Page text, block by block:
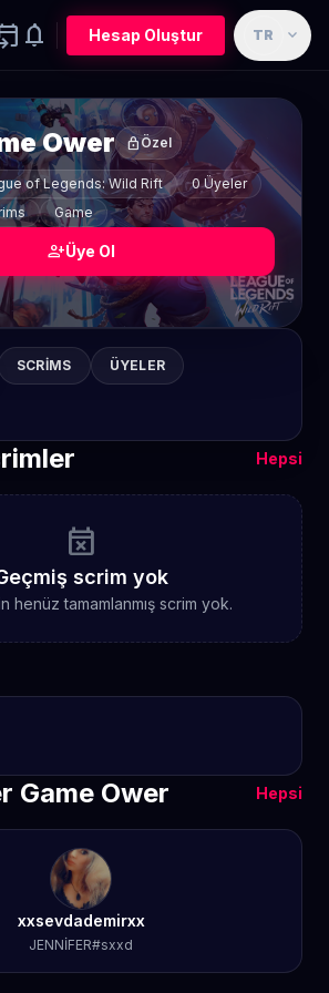
notifications Hesap Oluştur TR expand_more
Ower lockÖzel
of Legends: Wild Rift
0 Üyeler
Game
person_addÜye Ol
SCRIMS ÜYELER
Hepsi
event_busy
scrim yok
henüz tamamlanmış scrim yok.
Game Ower Hepsi
xxsevdademirxx
JENNİFER#sxxd